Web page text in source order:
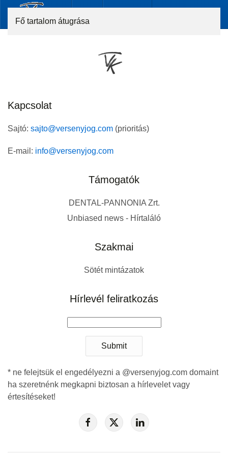
Fő tartalom átugrása
Kapcsolat
Sajtó: sajto@versenyjog.com (prioritás)
E-mail: info@versenyjog.com
Támogatók
DENTAL-PANNONIA Zrt.
Unbiased news - Hírtaláló
Szakmai
Sötét mintázatok
Hírlevél feliratkozás
Submit
* ne felejtsük el engedélyezni a @versenyjog.com domaint
ha szeretnénk megkapni biztosan a hírlevelet vagy
értesítéseket!